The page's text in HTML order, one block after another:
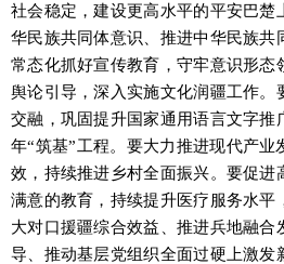
社会稳定，建设更高水平的平安巴楚
华民族共同体意识、推进中华民族共
常态化抓好宣传教育，守牢意识形态
舆论引导，深入实施文化润疆工作。
交融，巩固提升国家通用语言文字推
年“筑基”工程。要大力推进现代产
效，持续推进乡村全面振兴。要促进
满意的教育，持续提升医疗服务水平
大对口援疆综合效益、推进兵地融合
导、推动基层党组织全面过硬上激发